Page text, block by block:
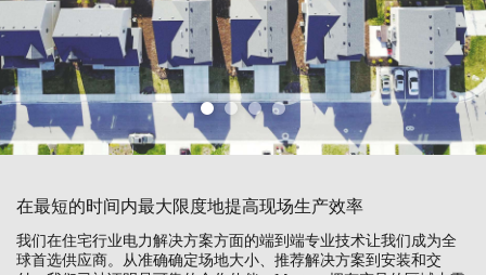
在最短的时间内最大限度地提高现场生产效率
我们在住宅行业电力解决方案方面的端到端专业技术让我们成为全
球首选供应商。从准确确定场地大小、推荐解决方案到安装和交